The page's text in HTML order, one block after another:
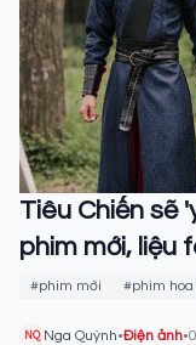
Tiêu Chiến sẽ
phim mới, liệu
#phim mới #phim
NQ Nga Quỳnh•Điện ảnh•